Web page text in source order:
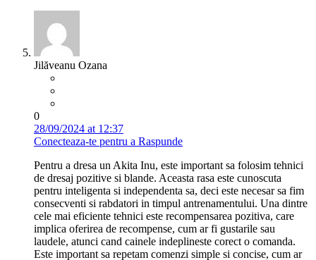
Jilăveanu Ozana
0
28/09/2024 at 12:37
Conecteaza-te pentru a Raspunde
Pentru a dresa un Akita Inu, este important sa folosim tehnici
de dresaj pozitive si blande. Aceasta rasa este cunoscuta
pentru inteligenta si independenta sa, deci este necesar sa fim
consecventi si rabdatori in timpul antrenamentului. Una dintre
cele mai eficiente tehnici este recompensarea pozitiva, care
implica oferirea de recompense, cum ar fi gustarile sau
laudele, atunci cand cainele indeplineste corect o comanda.
Este important sa repetam comenzi simple si concise, cum ar